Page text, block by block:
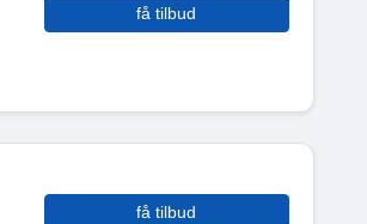
få tilbud
få tilbud